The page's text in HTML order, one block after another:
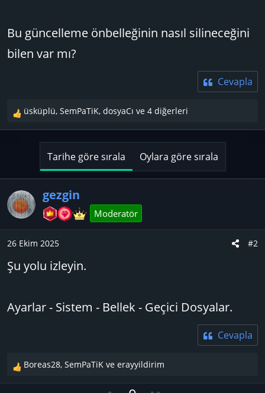
Bu güncelleme önbelleğinin nasıl silineceğini
bilen var mı?
Cevapla
T
e
l
e
r
:
üsküplü, SemPaTiK, dosyaCı ve 4 diğerleri
Tarihe göre sırala Oylara göre sırala
gezgin
Moderatör
26 Ekim 2025 #2
Şu yolu izleyin.
Ayarlar - Sistem - Bellek - Geçici Dosyalar.
Cevapla
T
e
Boreas28, SemPaTiK ve erayyildirim